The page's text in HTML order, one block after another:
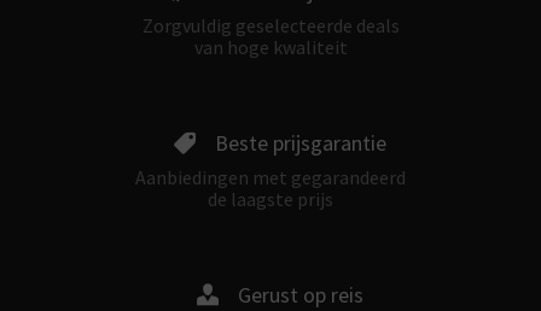
De top vijfsterrenhotels op Gran Canaria
De Top 5 vijfsterrenhotels in Maspalomas
Reizen naar Tenerife
Zorgvuldig geselecteerde deals
van hoge kwaliteit
Beste prijsgarantie
Aanbiedingen met gegarandeerd
de laagste prijs
Gerust op reis